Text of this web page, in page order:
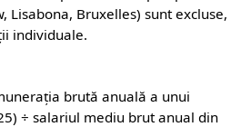
Lisabona, Bruxelles) sunt excluse,
individuale.
brută anuală a unui
÷ salariul mediu brut anual din